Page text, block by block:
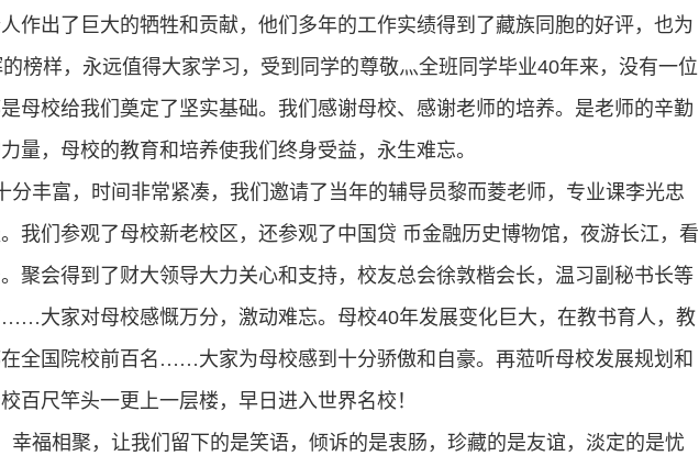
作出了巨大的牺牲和贡献，他们多年的工作实绩得到了藏族同胞的好评，也为
榜样，永远值得大家学习，受到同学的尊敬灬全班同学毕业40年来，没有一位
母校给我们奠定了坚实基础。我们感谢母校、感谢老师的培养。是老师的辛勤
量，母校的教育和培养使我们终身受益，永生难忘。
分丰富，时间非常紧凑，我们邀请了当年的辅导员黎而菱老师，专业课李光忠
我们参观了母校新老校区，还参观了中国贷 币金融历史博物馆，夜游长江，看
聚会得到了财大领导大力关心和支持，校友总会徐敦楷会长，温习副秘书长等
……大家对母校感慨万分，激动难忘。母校40年发展变化巨大，在教书育人，教
全国院校前百名 ……大家为母校感到十分骄傲和自豪。再蒞听母校发展规划和
百尺竿头一更上一层楼，早日进入世界名校！
幸福相聚，让我们留下的是笑语，倾诉的是衷肠，珍藏的是友谊，淡定的是忧